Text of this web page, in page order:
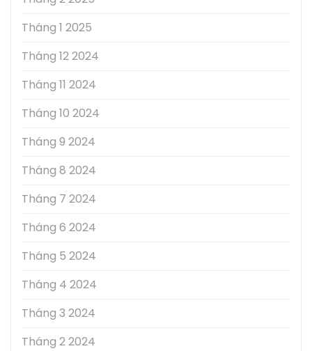
Tháng 1 2025
Tháng 12 2024
Tháng 11 2024
Tháng 10 2024
Tháng 9 2024
Tháng 8 2024
Tháng 7 2024
Tháng 6 2024
Tháng 5 2024
Tháng 4 2024
Tháng 3 2024
Tháng 2 2024